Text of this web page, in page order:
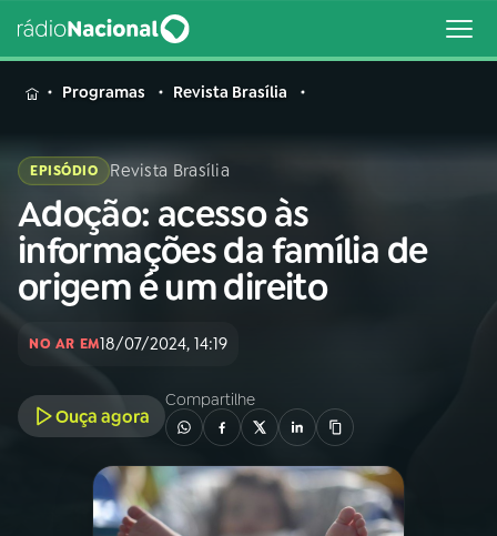
MENU
Buscar
na
Rádio
Nacional
Buscar
A RÁDIO
Programas Revista Brasília
EPISÓDIO Revista Brasília
Adoção: acesso às
informações da família de
origem é um direito
NO AR EM18/07/2024, 14:19
Ouça agora
Compartilhe